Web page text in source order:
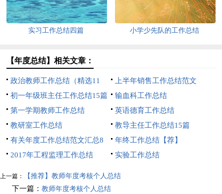
实习工作总结四篇 小学少先队的工作总结
【年度总结】相关文章：
政治教师工作总结（精选11
篇）
上半年销售工作总结范文
初一年级班主任工作总结15篇
输血科工作总结
第一学期教师工作总结
英语德育工作总结
教研室工作总结
教导主任工作总结15篇
有关年度工作总结范文汇总8
篇
年终工作总结【荐】
2017年工程监理工作总结
实验工作总结
上一篇： 【推荐】教师年度考核个人总结
下一篇： 教师年度考核个人总结